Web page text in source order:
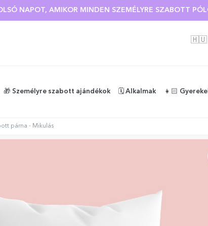
NAPOT, AMIKOR MINDEN SZEMÉLYRE SZABOTT
🇭🇺
🎁 Személyre szabott ajándékok 🗓️ Alkalmak 👧🏻
párna - Mikulás